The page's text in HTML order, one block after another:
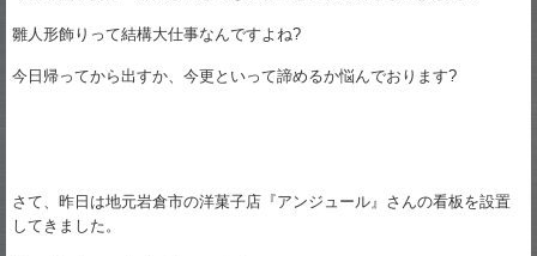
雛人形飾りって結構大仕事なんですよね?
今日帰ってから出すか、今更といって諦めるか悩んでおります?
さて、昨日は地元岩倉市の洋菓子店『アンジュール』さんの看板を設置
してきました。